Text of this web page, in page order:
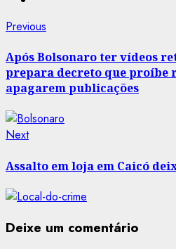
Post
navigation
Previous
Após Bolsonaro ter vídeos
prepara decreto que proíbe
apagarem publicações
NextNext
Assalto em loja em Caicó
Deixe um comentário